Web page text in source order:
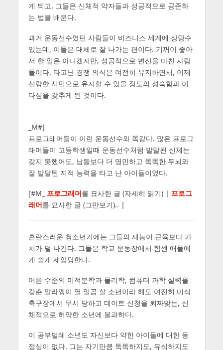
게 되고, 그들은 신체적 약자들과 성공적으로 공존하
는 법을 배운다.
과거 운동선수였던 사람들이 비즈니스 세계에 상당수
있는데, 이들은 대체로 잘 나가는 편이다. 기꺼이 좋아
서 한 일은 아니겠지만, 성공적으로 변신을 마친 사람
들이다. 타고난 경쟁 의식은 여전히 유지하면서, 이제
선량한 시민으로 유지할 수 있을 정도의 성숙함과 이
타심을 갖추게 된 것이다.
_M#]
프로그래머들이 이런 운동선수와 똑같다. 많은 프로그
래머들이 고등학생일때 운동선수처럼 발달된 신체는
갖지 못했어도, 남들보다 더 영민하고 똑똑한 두뇌와
잘 발달된 지적 능력을 타고 난 아이들이었다.
[#M_ 프로그래머를 묘사한 글 (자세히 읽기) | 프로그
래머를 묘사한 글 (그만보기).. |
혼란스러운 청소년기에는 그들의 재능이 근육보다 가
치가 덜 나간다. 그들은 학교 운동장에서 힘센 애들에
게 쉽게 제압당한다.
어른 수준의 미적분학과 물리학, 컴퓨터 과학 실력을
갖춘 말라깽이 열 일곱 살 소년이라 해도 여전히 미식
축구장에서 무시 당하고 데이트 신청을 퇴짜맞는, 신
체적으로 허약한 소년에 불과하다.
이 공부벌레 소년도 자신보다 약한 아이들에 대한 동
정심이 없다. 그는 자기만큼 똑똑하지도, 유식하지도